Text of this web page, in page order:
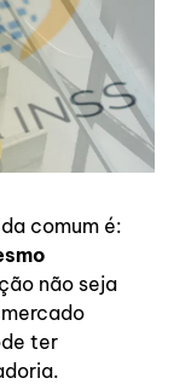
comum é:
não seja
ter